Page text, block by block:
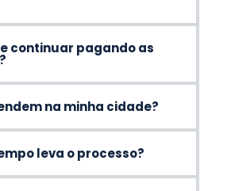
continuar pagando as
na minha cidade?
leva o processo?